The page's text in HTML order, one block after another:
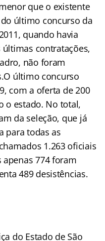
que o existente
último concurso da
quando havia
contratações,
não foram
último concurso
com a oferta de 200
o estado. No total,
da seleção, que já
para todas as
1.263 oficiais
774 foram
489 desistências.
do Estado de São